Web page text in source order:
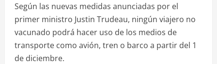
Según las nuevas medidas anunciadas por el
primer ministro Justin Trudeau, ningún viajero no
vacunado podrá hacer uso de los medios de
transporte como avión, tren o barco a partir del 1
de diciembre.